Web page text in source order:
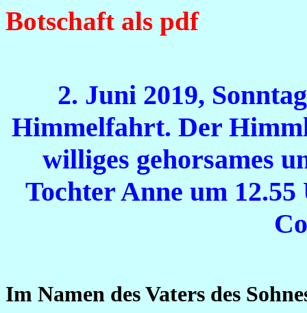
Botschaft als pdf
2. Juni 2019,
Himmelfahrt. Der
williges gehorsames
Tochter Anne um
Im Namen des Vaters des